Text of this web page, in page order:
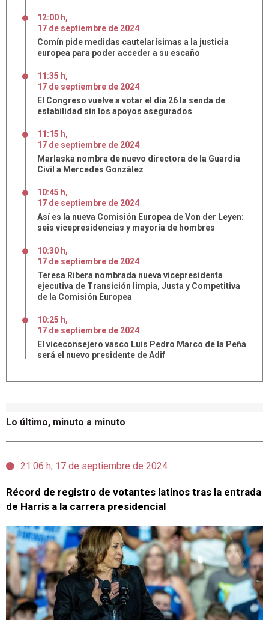
Lo último, minuto a minuto
21:06 h, 17 de septiembre de 2024
Récord de registro de votantes latinos tras la entrada
de Harris a la carrera presidencial
12:00 h,
17 de septiembre de 2024
Comín pide medidas cautelarísimas a la justicia
europea para poder acceder a su escaño
11:35 h,
17 de septiembre de 2024
El Congreso vuelve a votar el día 26 la senda de
estabilidad sin los apoyos asegurados
11:15 h,
17 de septiembre de 2024
Marlaska nombra de nuevo directora de la Guardia
Civil a Mercedes González
10:45 h,
17 de septiembre de 2024
Así es la nueva Comisión Europea de Von der Leyen:
seis vicepresidencias y mayoría de hombres
10:30 h,
17 de septiembre de 2024
Teresa Ribera nombrada nueva vicepresidenta
ejecutiva de Transición limpia, Justa y Competitiva
de la Comisión Europea
10:25 h,
17 de septiembre de 2024
El viceconsejero vasco Luis Pedro Marco de la Peña
será el nuevo presidente de Adif